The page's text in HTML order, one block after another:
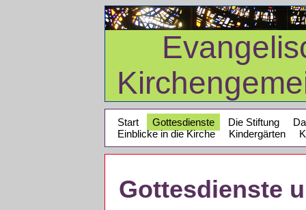
Start Gottesdienste Die Stiftung
Einblicke in die Kirche
Kindergärten
Gottesdienste